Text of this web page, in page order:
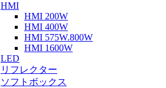
HMI
HMI 200W
HMI 400W
HMI 575W.800W
HMI 1600W
LED
リフレクター
ソフトボックス